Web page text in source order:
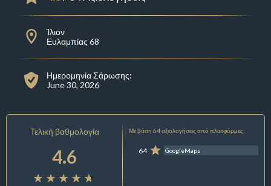
Ίλιον
Ευλαμπίας 68
Ημερομηνία Σάρωσης:
June 30, 2026
Τελική βαθμολογία
4.6
Με βάση 64 αξιολογήσεις από πλατφόρμες:
64 GoogleMaps